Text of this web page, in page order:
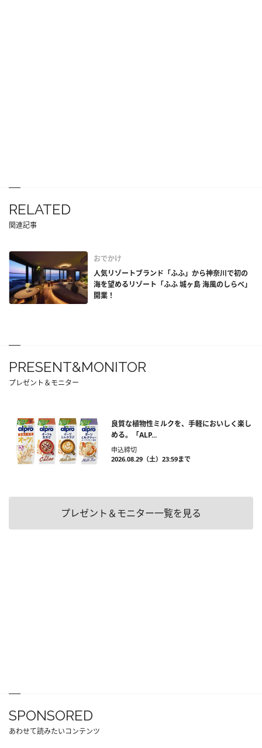
RELATED
関連記事
おでかけ
人気リゾートブランド「ふふ」から神奈川で初の
海を望めるリゾート「ふふ 城ヶ島 海風のしらべ」
開業！
PRESENT&MONITOR
プレゼント＆モニター
良質な植物性ミルクを、手軽においしく楽し
める。「ALP...
申込締切
2026.08.29（土）23:59まで
プレゼント＆モニター一覧を見る
SPONSORED
あわせて読みたいコンテンツ